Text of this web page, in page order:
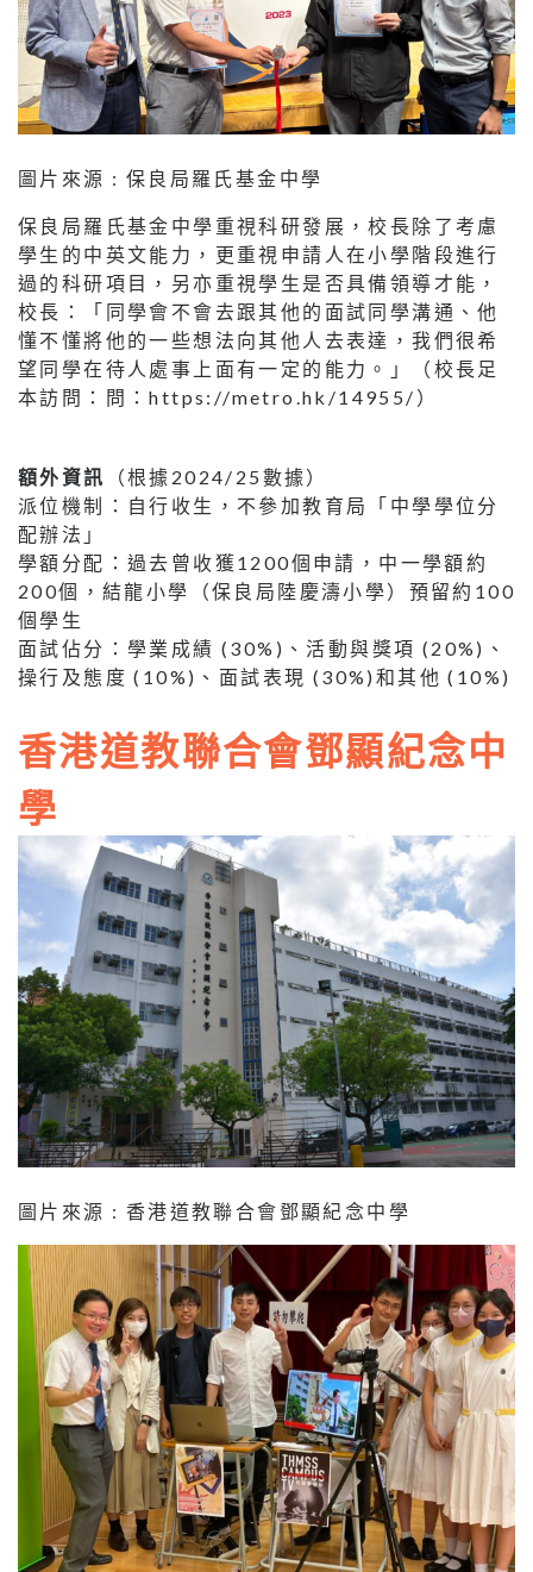
圖片來源 : 保良局羅氏基金中學
保良局羅氏基金中學重視科研發展，校長除了考慮
學生的中英文能力，更重視申請人在小學階段進行
過的科研項目，另亦重視學生是否具備領導才能，
校長：「同學會不會去跟其他的面試同學溝通、他
懂不懂將他的一些想法向其他人去表達，我們很希
望同學在待人處事上面有一定的能力。」（校長足
本訪問：問：https://metro.hk/14955/）
額外資訊
（根據2024/25數據）
派位機制：自行收生，不參加教育局「中學學位分
配辦法」
學額分配：過去曾收獲1200個申請，中一學額約
200個，結龍小學（保良局陸慶濤小學）預留約100
個學生
面試佔分：學業成績 (30%)、活動與獎項 (20%)、
操行及態度 (10%)、面試表現 (30%)和其他 (10%)
香港道教聯合會鄧顯紀念中
學
圖片來源 : 香港道教聯合會鄧顯紀念中學